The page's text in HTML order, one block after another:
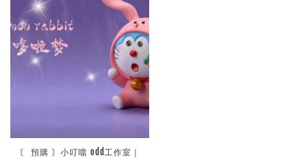
〘 預購 〙小叮噹 odd工作室｜